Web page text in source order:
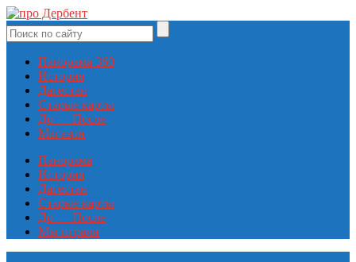
Панорама 360
История
Дагестан
Старые карты
До — После
Магазин
Панорама
История
Дагестан
Старые карты
До — После
Мы играли